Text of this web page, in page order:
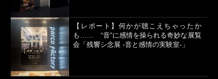
【レポート】何かが聴こえちゃったか
も…… “音”に感情を操られる奇妙な展覧
会「残響シ念展 -⾳と感情の実験室-」